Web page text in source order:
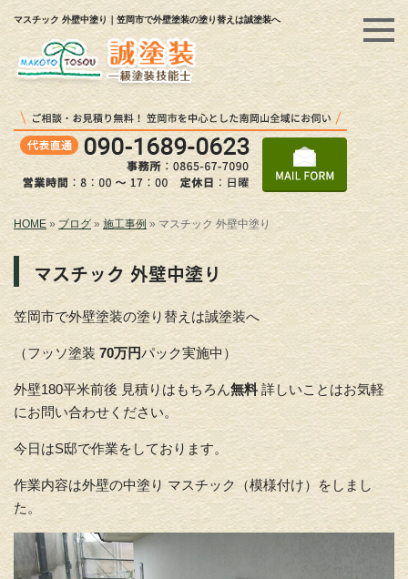
マスチック 外壁中塗り｜笠岡市で外壁塗装の塗り替えは誠塗装へ
HOME» ブログ» 施工事例 » マスチック 外壁中塗り
マスチック 外壁中塗り
笠岡市で外壁塗装の塗り替えは誠塗装へ
（フッソ塗装 70万円パック実施中）
外壁180平米前後 見積りはもちろん無料詳しいことはお気軽
にお問い合わせください。
今日はS邸で作業をしております。
作業内容は外壁の中塗り マスチック（模様付け）をしまし
た。